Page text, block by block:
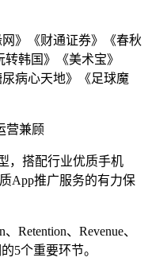
》《财通证券》《春秋
韩国》《美术宝》
病心天地》《足球魔
营兼顾
，搭配行业优质手机
App推广服务的有力保
Retention、Revenue、
5个重要环节。